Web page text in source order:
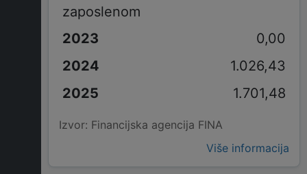
zaposlenom
0,00
1.026,43
1.701,48
Izvor: Financijska agencija FINA
Više informacija